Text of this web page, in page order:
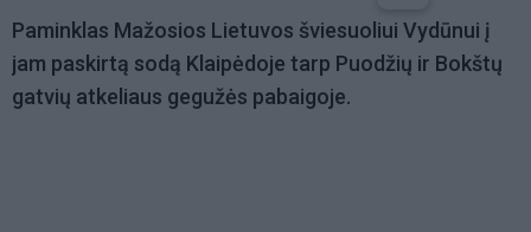
Paminklas Mažosios Lietuvos šviesuoliui Vydūnui į
jam paskirtą sodą Klaipėdoje tarp Puodžių ir Bokštų
gatvių atkeliaus gegužės pabaigoje.